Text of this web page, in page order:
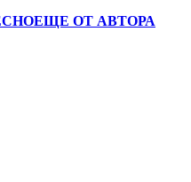
ЕЩЕ ОТ АВТОРА